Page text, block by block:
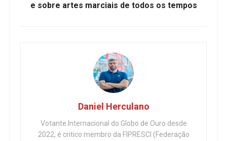
e sobre artes marciais de todos os tempos
Daniel Herculano
Votante Internacional do Globo de Ouro desde
2022, é critico membro da FIPRESCI (Federação